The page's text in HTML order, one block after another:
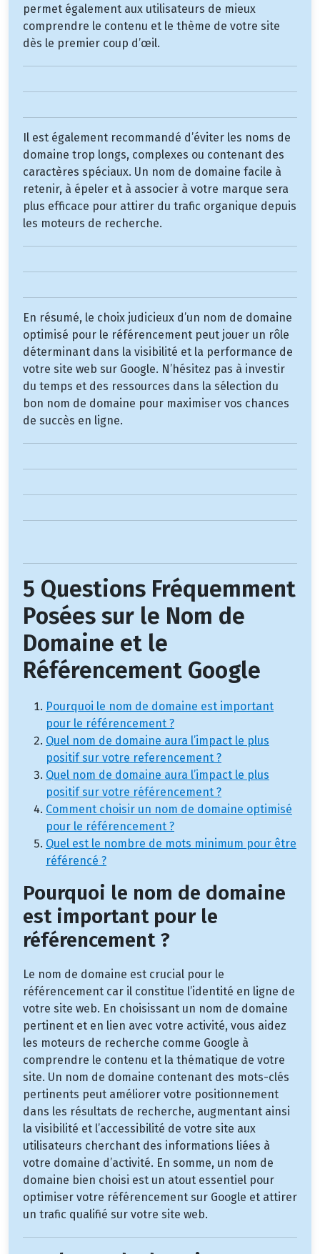
permet également aux utilisateurs de mieux
comprendre le contenu et le thème de votre site
dès le premier coup d’œil.
Il est également recommandé d’éviter les noms de
domaine trop longs, complexes ou contenant des
caractères spéciaux. Un nom de domaine facile à
retenir, à épeler et à associer à votre marque sera
plus efficace pour attirer du trafic organique depuis
les moteurs de recherche.
En résumé, le choix judicieux d’un nom de domaine
optimisé pour le référencement peut jouer un rôle
déterminant dans la visibilité et la performance de
votre site web sur Google. N’hésitez pas à investir
du temps et des ressources dans la sélection du
bon nom de domaine pour maximiser vos chances
de succès en ligne.
5 Questions Fréquemment
Posées sur le Nom de
Domaine et le
Référencement Google
Pourquoi le nom de domaine est important
pour le référencement ?
Quel nom de domaine aura l’impact le plus
positif sur votre referencement ?
Quel nom de domaine aura l’impact le plus
positif sur votre référencement ?
Comment choisir un nom de domaine optimisé
pour le référencement ?
Quel est le nombre de mots minimum pour être
référencé ?
Pourquoi le nom de domaine
est important pour le
référencement ?
Le nom de domaine est crucial pour le
référencement car il constitue l’identité en ligne de
votre site web. En choisissant un nom de domaine
pertinent et en lien avec votre activité, vous aidez
les moteurs de recherche comme Google à
comprendre le contenu et la thématique de votre
site. Un nom de domaine contenant des mots-clés
pertinents peut améliorer votre positionnement
dans les résultats de recherche, augmentant ainsi
la visibilité et l’accessibilité de votre site aux
utilisateurs cherchant des informations liées à
votre domaine d’activité. En somme, un nom de
domaine bien choisi est un atout essentiel pour
optimiser votre référencement sur Google et attirer
un trafic qualifié sur votre site web.